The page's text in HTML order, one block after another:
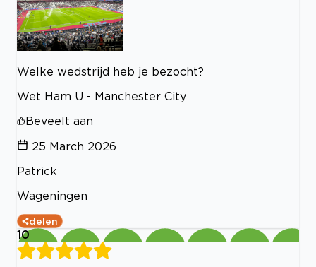
Welke wedstrijd heb je bezocht?
Wet Ham U - Manchester City
Beveelt aan
25 March 2026
Patrick
Wageningen
delen
10